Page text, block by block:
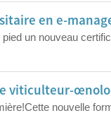
en e-
un nouveau
viticulteur-
nouvelle